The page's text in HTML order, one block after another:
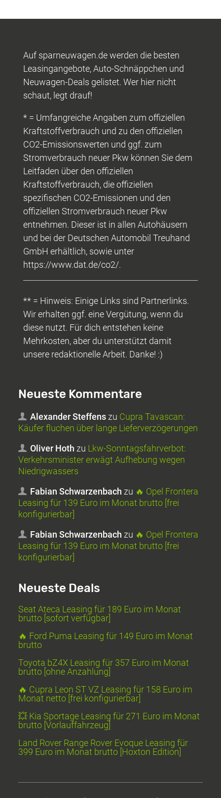
Auf sparneuwagen.de werden die besten
Leasingangebote, Auto-Schnäppchen und
Neuwagen-Deals gelistet. Wer hier nicht
schaut, legt drauf!
* = Umfangreiche Angaben zum offiziellen
Kraftstoffverbrauch und zu den offiziellen
CO2-Emissionswerten und ggf. zum
Stromverbrauch neuer Pkw können Sie dem
Leitfaden über den offiziellen
Kraftstoffverbrauch, die offiziellen
spezifischen CO2-Emissionen und den
offiziellen Stromverbrauch neuer Pkw
entnehmen. Dieser ist in allen Autohäusern
und bei der Deutschen Automobil Treuhand
GmbH erhältlich, sowie unter
https://www.dat.de/co2/.
** = Hinweis: Einige Links sind Partnerlinks.
Wir erhalten ggf. eine Vergütung, wenn du
diese nutzt. Für dich entstehen keine
Mehrkosten, aber du unterstützt damit
unsere redaktionelle Arbeit. Danke! :)
Neueste Kommentare
Alexander Steffens zu Cupra Tavascan:
Käufer fluchen über lange Lieferverzögerungen
Oliver Hoth zu Lkw-Sonntagsfahrverbot:
Verkehrsminister erwägt Aufhebung wegen
Niedrigwassers
Fabian Schwarzenbach zu 🔥 Opel Frontera
Leasing für 139 Euro im Monat brutto [frei
konfigurierbar]
Fabian Schwarzenbach zu 🔥 Opel Frontera
Leasing für 139 Euro im Monat brutto [frei
konfigurierbar]
Neueste Deals
Seat Ateca Leasing für 189 Euro im Monat
brutto [sofort verfügbar]
🔥 Ford Puma Leasing für 149 Euro im Monat
brutto
Toyota bZ4X Leasing für 357 Euro im Monat
brutto [ohne Anzahlung]
🔥 Cupra Leon ST VZ Leasing für 158 Euro im
Monat netto [frei konfigurierbar]
💥 Kia Sportage Leasing für 271 Euro im Monat
brutto [Vorlauffahrzeug]
Land Rover Range Rover Evoque Leasing für
399 Euro im Monat brutto [Hoxton Edition]